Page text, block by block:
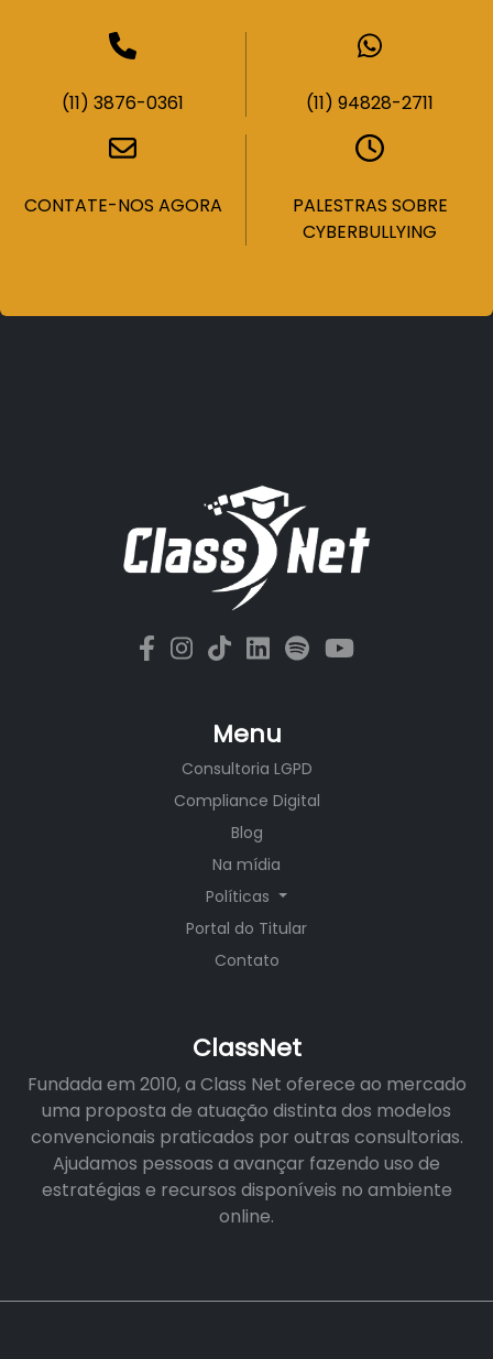
(11) 3876-0361 (11) 94828-2711
CONTATE-NOS AGORA
PALESTRAS SOBRE
CYBERBULLYING
Menu
Consultoria LGPD
Compliance Digital
Blog
Na mídia
Políticas
Portal do Titular
Contato
ClassNet
Fundada em 2010, a Class Net oferece ao mercado
uma proposta de atuação distinta dos modelos
convencionais praticados por outras consultorias.
Ajudamos pessoas a avançar fazendo uso de
estratégias e recursos disponíveis no ambiente
online.